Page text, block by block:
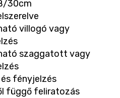
30cm
villogó vagy
szaggatott vagy
fényjelzés
függő feliratozás